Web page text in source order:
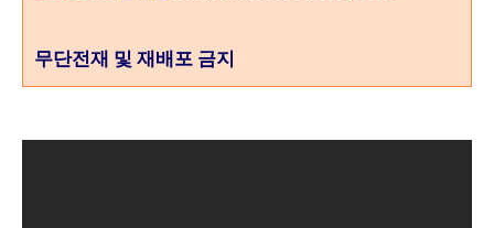
무단전재 및 재배포 금지